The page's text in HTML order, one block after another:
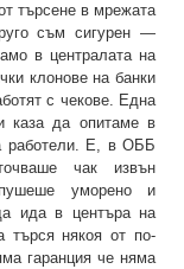
търсене в мрежата
съм сигурен —
в централата на
клонове на банки
с чекове. Една
каза да опитаме в
работели. Е, в ОББ
чак извън
уморено и
ида в центъра на
търся някоя от по-
гаранция че няма